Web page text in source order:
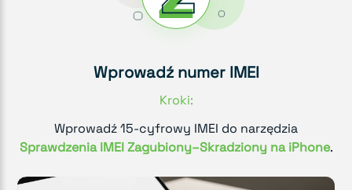
Wprowadź numer IMEI
Kroki:
Wprowadź 15-cyfrowy IMEI do narzędzia
Sprawdzenia IMEI Zagubiony–Skradziony na iPhone.